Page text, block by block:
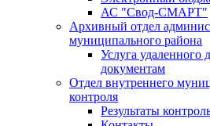
АС "Свод-СМАРТ"
Архивный отдел
муниципального района
Услуга удаленного
документам
Отдел внутреннего
контроля
Результаты